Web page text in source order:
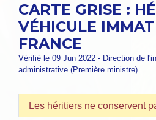
CARTE GRISE :
VÉHICULE
FRANCE
Vérifié le 09 Jun 2022 - Direction de
administrative (Première ministre)
Les héritiers ne conservent